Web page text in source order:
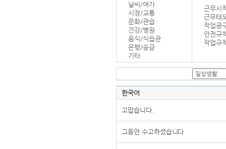
날씨/여가
시장/교통
문화/관습
건강/병원
음식/식습관
은행/송금
기타
근무시
근무태
작업공
안전규
작업규
한국어
고맙습니다.
그동안 수고하셨습니다